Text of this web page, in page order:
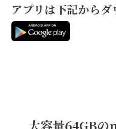
アプリは下記からダ